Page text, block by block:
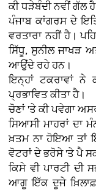
ਕੀ ਧੜੇਬੰਦੀ ਨਵੀਂ ਗੱਲ
ਪੰਜਾਬ ਕਾਂਗਰਸ ਦੇ
ਵਰਤਾਰਾ ਨਹੀਂ ਹੈ।
ਸਿੱਧੂ, ਸੁਨੀਲ ਜਾਖੜ
ਆਉਂਦੇ ਰਹੇ ਹਨ।
ਇਨ੍ਹਾਂ ਟਕਰਾਵਾਂ ਨੇ
ਪ੍ਰਭਾਵਿਤ ਕੀਤਾ ਹੈ।
ਚੋਣਾਂ 'ਤੇ ਕੀ ਪਵੇਗਾ
ਸਿਆਸੀ ਮਾਹਰਾਂ ਦਾ
ਖ਼ਤਮ ਨਾ ਹੋਇਆ ਤਾਂ
ਵੋਟਰਾਂ ਦੇ ਭਰੋਸੇ 'ਤੇ ਪੈ
ਕਿਸੇ ਵੀ ਪਾਰਟੀ ਦੀ
ਆਗੂ ਇੱਕ ਦੂਜੇ ਖ਼ਿਲਾਫ਼